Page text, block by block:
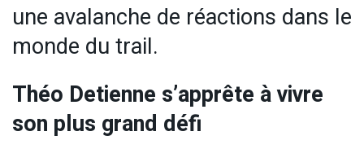
une avalanche de réactions dans le
monde du trail.
Théo Detienne s’apprête à vivre
son plus grand défi